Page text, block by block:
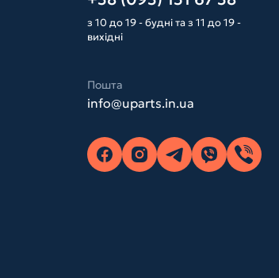
з 10 до 19 - будні та з 11 до 19 -
вихідні
Пошта
info@uparts.in.ua